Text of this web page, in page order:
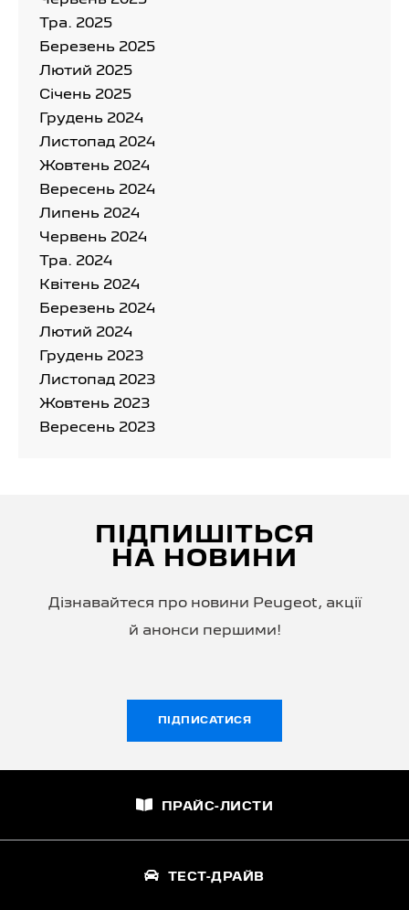
Тра. 2025
Березень 2025
Лютий 2025
Cічень 2025
Грудень 2024
Листопад 2024
Жовтень 2024
Вересень 2024
Липень 2024
Червень 2024
Тра. 2024
Квітень 2024
Березень 2024
Лютий 2024
Грудень 2023
Листопад 2023
Жовтень 2023
Вересень 2023
ПІДПИШІТЬСЯ
НА НОВИНИ
Дізнавайтеся про новини Peugeot, акції
й анонси першими!
ПІДПИСАТИСЯ
ПРАЙС-ЛИСТИ
ТЕСТ-ДРАЙВ